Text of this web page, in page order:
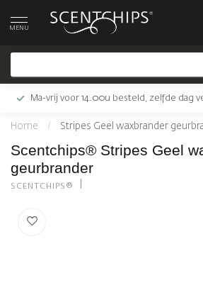
MENU
Ma-vrij voor 14.00u besteld, zelfde dag
Home / Stripes Geel waxbrander
Scentchips® Stripes Geel
geurbrander
SCENTCHIPS®